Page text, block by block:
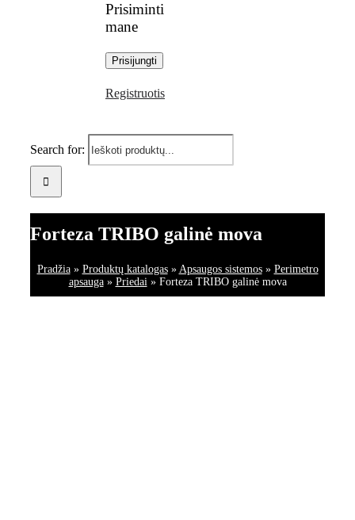
Prisiminti
mane
Registruotis
Search for:
Forteza TRIBO galinė mova
Pradžia» Produktų katalogas» Apsaugos sistemos» Perimetro
apsauga» Priedai» Forteza TRIBO galinė mova